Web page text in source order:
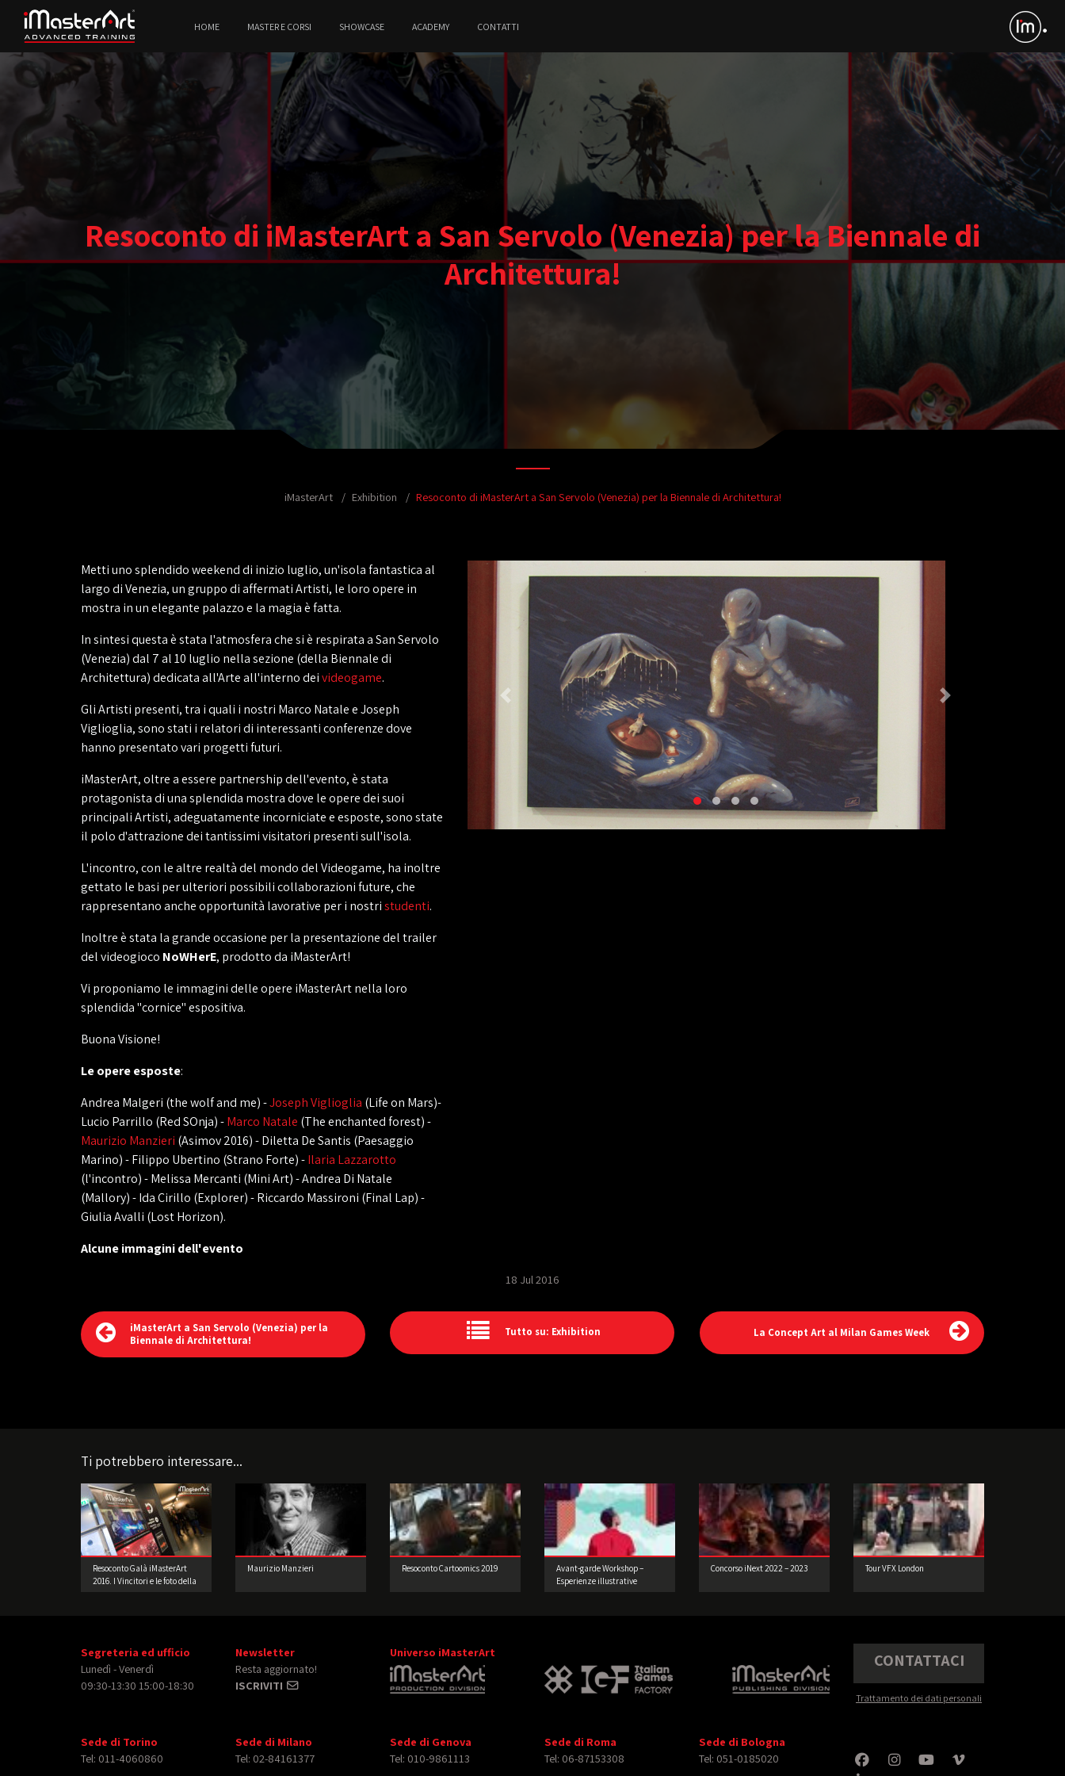
HOME MASTER E CORSI SHOWCASE ACADEMY CONTATTI
Resoconto di iMasterArt a San Servolo (Venezia) per la Biennale di
Architettura!
iMasterArt Exhibition Resoconto di iMasterArt a San Servolo (Venezia) per la Biennale di Architettura!
Metti uno splendido weekend di inizio luglio, un'isola fantastica al
largo di Venezia, un gruppo di affermati Artisti, le loro opere in
mostra in un elegante palazzo e la magia è fatta.
In sintesi questa è stata l'atmosfera che si è respirata a San Servolo
(Venezia) dal 7 al 10 luglio nella sezione (della Biennale di
Architettura) dedicata all'Arte all'interno deivideogame.
Gli Artisti presenti, tra i quali i nostri Marco Natale e Joseph
Viglioglia, sono stati i relatori di interessanti conferenze dove
hanno presentato vari progetti futuri.
iMasterArt, oltre a essere partnership dell'evento, è stata
protagonista di una splendida mostra dove le opere dei suoi
principali Artisti, adeguatamente incorniciate e esposte, sono state
il polo d'attrazione dei tantissimi visitatori presenti sull'isola.
L'incontro, con le altre realtà del mondo del Videogame, ha inoltre
gettato le basi per ulteriori possibili collaborazioni future, che
rappresentano anche opportunità lavorative per i nostristudenti.
Inoltre è stata la grande occasione per la presentazione del trailer
del videogioco NoWHerE, prodotto da iMasterArt!
Vi proponiamo le immagini delle opere iMasterArt nella loro
splendida "cornice" espositiva.
Buona Visione!
Le opere esposte:
Andrea Malgeri (the wolf and me) -Joseph Viglioglia (Life on Mars)-
Lucio Parrillo (Red SOnja) -Marco Natale (The enchanted forest) -
Maurizio Manzieri (Asimov 2016) - Diletta De Santis (Paesaggio
Marino) - Filippo Ubertino (Strano Forte) -Ilaria Lazzarotto
(l'incontro) - Melissa Mercanti (Mini Art) - Andrea Di Natale
(Mallory) - Ida Cirillo (Explorer) - Riccardo Massironi (Final Lap) -
Giulia Avalli (Lost Horizon).
Alcune immagini dell'evento
18 Jul 2016
iMasterArt a San Servolo (Venezia) per la
Biennale di Architettura!
Tutto su: Exhibition La Concept Art al Milan Games Week
Ti potrebbero interessare...
Resoconto Galà iMasterArt
2016. I Vincitori e le foto della
Maurizio Manzieri Resoconto Cartoomics 2019
Avant-garde Workshop –
Esperienze illustrative
Concorso iNext 2022 – 2023 Tour VFX London
Segreteria ed ufficio
Lunedì - Venerdì
09:30-13:30 15:00-18:30
Newsletter
Resta aggiornato!
ISCRIVITI
Universo iMasterArt CONTATTACI
Trattamento dei dati personali
Sede di Torino
Tel: 011-4060860
Sede di Milano
Tel: 02-84161377
Sede di Genova
Tel: 010-9861113
Sede di Roma
Tel: 06-87153308
Sede di Bologna
Tel: 051-0185020